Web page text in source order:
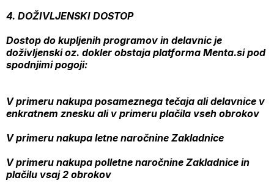
4. DOŽIVLJENSKI DOSTOP
Dostop do kupljenih programov in delavnic je
doživljenski oz. dokler obstaja platforma Menta.si pod
spodnjimi pogoji:
V primeru nakupa posameznega tečaja ali delavnice v
enkratnem znesku ali v primeru plačila vseh obrokov
V primeru nakupa letne naročnine Zakladnice
V primeru nakupa polletne naročnine Zakladnice in
plačilu vsaj 2 obrokov